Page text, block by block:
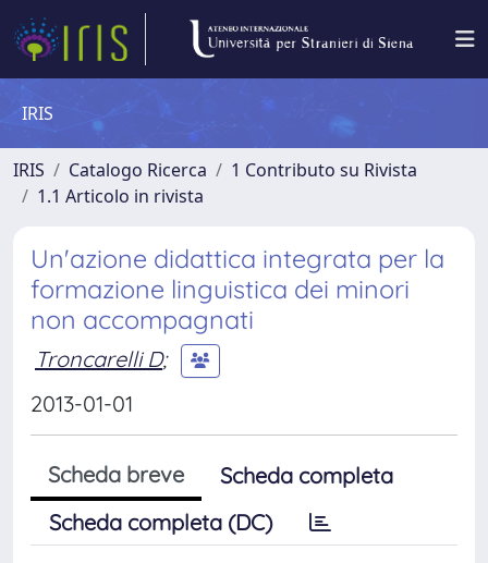
IRIS
IRIS Catalogo Ricerca
1 Contributo su Rivista
1.1 Articolo in rivista
Un'azione didattica integrata per la
formazione linguistica dei minori
non accompagnati
Troncarelli D;
2013-01-01
Scheda breve
Scheda completa
Scheda completa (DC)